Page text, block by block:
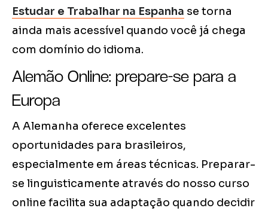
Estudar e Trabalhar na Espanha se torna
ainda mais acessível quando você já chega
com domínio do idioma.
Alemão Online: prepare-se para a
Europa
A Alemanha oferece excelentes
oportunidades para brasileiros,
especialmente em áreas técnicas. Preparar-
se linguisticamente através do nosso curso
online facilita sua adaptação quando decidir